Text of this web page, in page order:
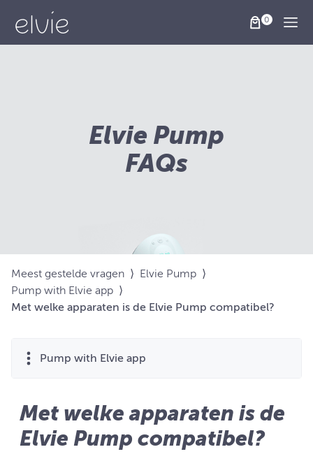
Elvie Pump
FAQs
Meest gestelde vragen ⟩ Elvie Pump ⟩
Pump with Elvie app ⟩
Met welke apparaten is de Elvie Pump compatibel?
Pump with Elvie app
Met welke apparaten is de
Elvie Pump compatibel?